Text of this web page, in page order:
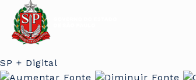
SP + Digital